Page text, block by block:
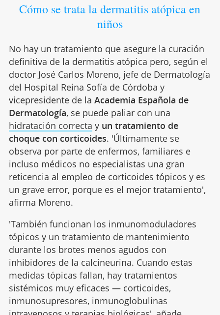
Cómo se trata la dermatitis atópica en
niños
No hay un tratamiento que asegure la curación
definitiva de la dermatitis atópica pero, según el
doctor José Carlos Moreno, jefe de Dermatología
del Hospital Reina Sofía de Córdoba y
vicepresidente de la Academia Española de
Dermatología, se puede paliar con una
hidratación correcta y un tratamiento de
choque con corticoides. 'Últimamente se
observa por parte de enfermos, familiares e
incluso médicos no especialistas una gran
reticencia al empleo de corticoides tópicos y es
un grave error, porque es el mejor tratamiento',
afirma Moreno.
'También funcionan los inmunomoduladores
tópicos y un tratamiento de mantenimiento
durante los brotes menos agudos con
inhibidores de la calcineurina. Cuando estas
medidas tópicas fallan, hay tratamientos
sistémicos muy eficaces — corticoides,
inmunosupresores, inmunoglobulinas